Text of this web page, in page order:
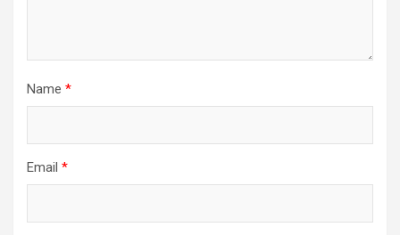
Name *
Email *